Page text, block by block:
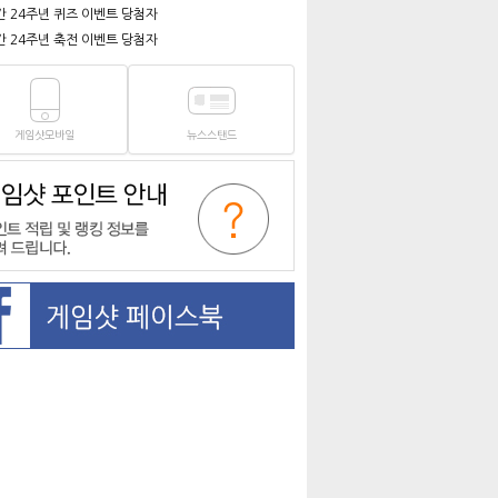
24주년 퀴즈 이벤트 당첨자
24주년 축전 이벤트 당첨자
게임샷모바일 뉴스스탠드